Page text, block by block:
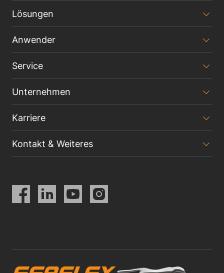
Lösungen
Anwender
Service
Unternehmen
Karriere
Kontakt & Weiteres